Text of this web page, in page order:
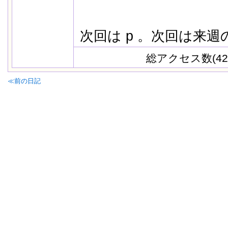
次回は p 。次回は来週
総アクセス数
≪前の日記